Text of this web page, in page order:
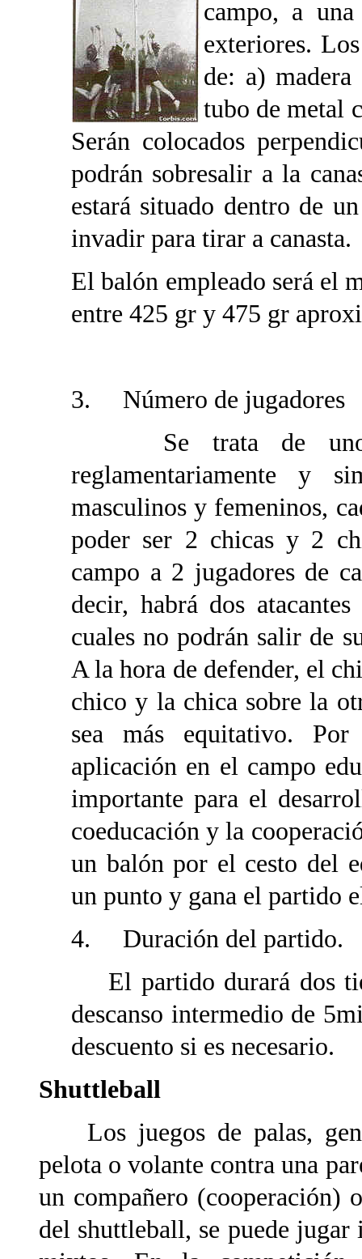
campo, a
exteriores.
de: a)
tubo de metal
Serán colocados
podrán sobresalir a la
estará situado dentro de
invadir para tirar a canasta.
El balón empleado será el
entre 425 gr y 475 gr
3. Número de jugadores
Se trata de uno
reglamentariamente y
masculinos y femeninos,
poder ser 2 chicas y 2
campo a 2 jugadores de
decir, habrá dos
cuales no podrán salir de
A la hora de defender, el
chico y la chica sobre la
sea más equitativo.
aplicación en el campo
importante para el
coeducación y la
un balón por el cesto del
un punto y gana el partido
4. Duración del partido.
El partido durará dos
descanso intermedio de
descuento si es necesario.
Shuttleball
Los juegos de palas,
pelota o volante contra una
un compañero (cooperación)
del shuttleball, se puede jugar